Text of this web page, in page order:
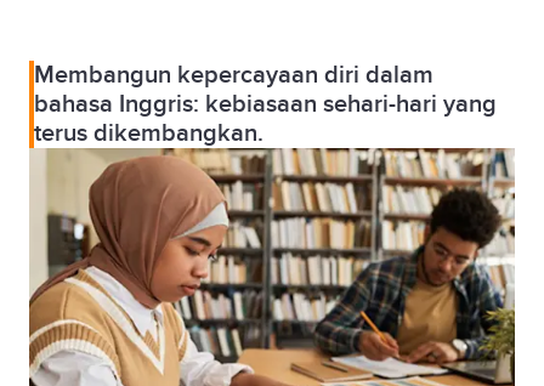
Membangun kepercayaan diri dalam
bahasa Inggris: kebiasaan sehari-hari yang
terus dikembangkan.